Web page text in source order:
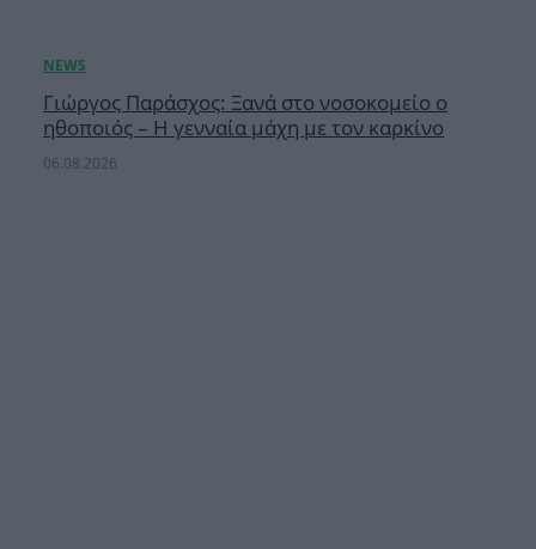
Γιώργος Παράσχος: Ξανά στο νοσοκομείο ο
ηθοποιός – Η γενναία μάχη με τον καρκίνο
06.08.2026